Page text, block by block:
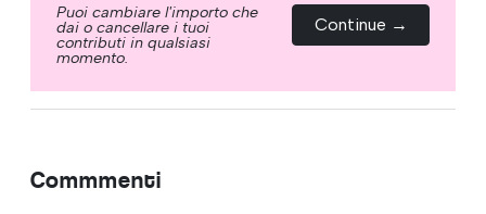
Puoi cambiare l'importo che
dai o cancellare i tuoi
contributi in qualsiasi
momento.
Continue →
Commmenti